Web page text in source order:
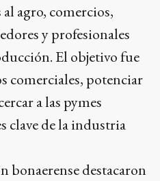
agro, comercios,
y profesionales
El objetivo fue
comerciales, potenciar
a las pymes
clave de la industria
bonaerense destacaron